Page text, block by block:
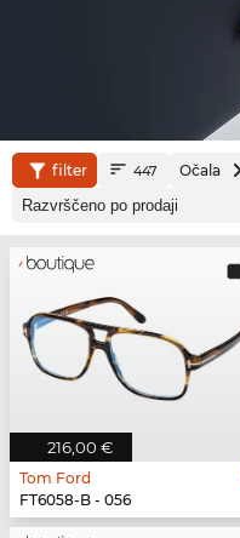
filter 447 Očala
216,00 €
Tom Ford
FT6058-B - 056